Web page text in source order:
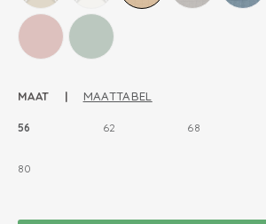
MAAT | MAATTABEL
56 62 68
80